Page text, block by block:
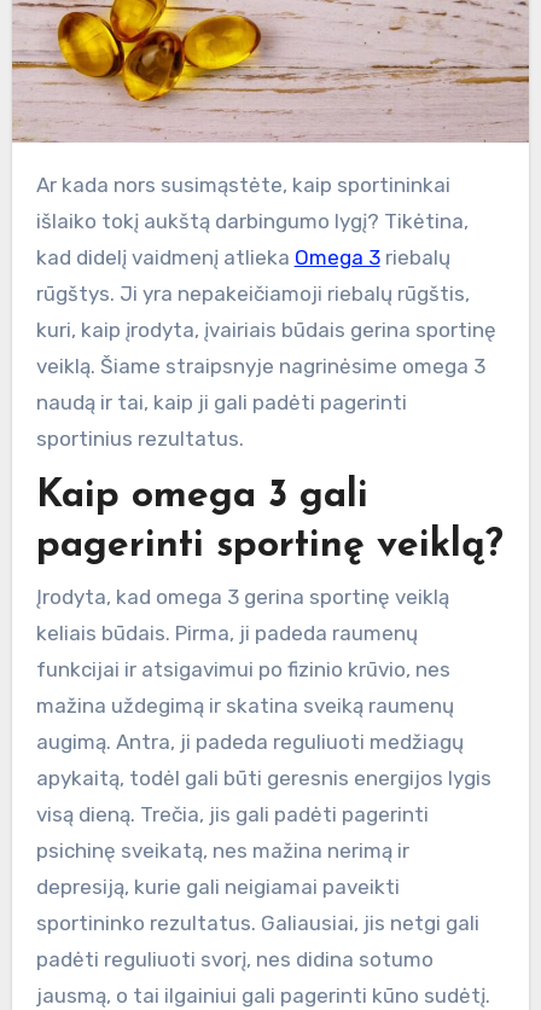
Ar kada nors susimąstėte, kaip sportininkai
išlaiko tokį aukštą darbingumo lygį? Tikėtina,
kad didelį vaidmenį atlieka Omega 3riebalų
rūgštys. Ji yra nepakeičiamoji riebalų rūgštis,
kuri, kaip įrodyta, įvairiais būdais gerina sportinę
veiklą. Šiame straipsnyje nagrinėsime omega 3
naudą ir tai, kaip ji gali padėti pagerinti
sportinius rezultatus.
Kaip omega 3 gali
pagerinti sportinę veiklą?
Įrodyta, kad omega 3 gerina sportinę veiklą
keliais būdais. Pirma, ji padeda raumenų
funkcijai ir atsigavimui po fizinio krūvio, nes
mažina uždegimą ir skatina sveiką raumenų
augimą. Antra, ji padeda reguliuoti medžiagų
apykaitą, todėl gali būti geresnis energijos lygis
visą dieną. Trečia, jis gali padėti pagerinti
psichinę sveikatą, nes mažina nerimą ir
depresiją, kurie gali neigiamai paveikti
sportininko rezultatus. Galiausiai, jis netgi gali
padėti reguliuoti svorį, nes didina sotumo
jausmą, o tai ilgainiui gali pagerinti kūno sudėtį.